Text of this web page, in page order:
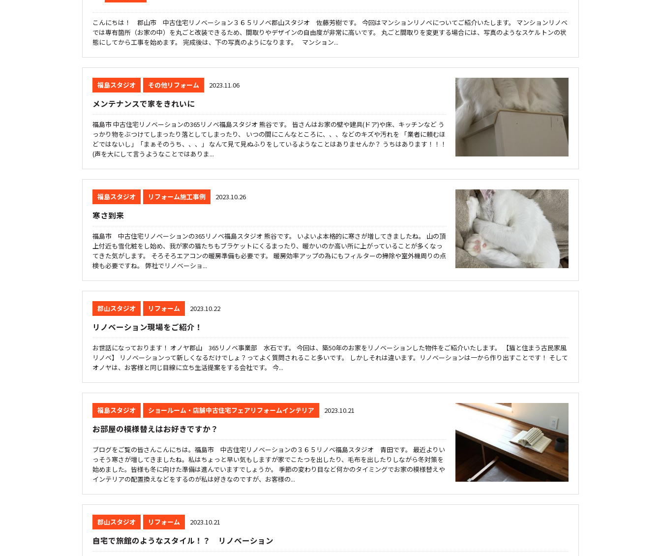
こんにちは！ 郡山市 中古住宅リノベーション３６５リノベ郡山スタジオ 佐藤芳樹です。 今回はマンションリノベについてご紹介いたします。 マンションリノベ
では専有箇所（お家の中）を丸ごと改装できるため、間取りやデザインの自由度が非常に高いです。 丸ごと間取りを変更する場合には、写真のようなスケルトンの状
態にしてから工事を始めます。 完成後は、下の写真のようになります。 マンション...
福島スタジオ その他リフォーム 2023.11.06
メンテナンスで家をきれいに
福島市 中古住宅リノベーションの365リノベ福島スタジオ 熊谷です。 皆さんはお家の壁や建具(ドア)や床、キッチンなど う
っかり物をぶつけてしまったり落としてしまったり、 いつの間にこんなところに、、、などのキズや汚れを 「業者に頼むほ
どではないし」「まぁそのうち、、、」 なんて見て見ぬふりをしているようなことはありませんか？ うちはあります！！！
(声を大にして言うようなことではありま...
福島スタジオ リフォーム施工事例 2023.10.26
寒さ到来
福島市 中古住宅リノベーションの365リノベ福島スタジオ 熊谷です。 いよいよ本格的に寒さが増してきましたね。 山の頂
上付近も雪化粧をし始め、我が家の猫たちもブラケットにくるまったり、暖かいのか高い所に上がっていることが多くなっ
てきた気がします。 そろそろエアコンの暖房準備も必要です。 暖房効率アップの為にもフィルターの掃除や室外機周りの点
検も必要ですね。 弊社でリノベーショ...
郡山スタジオ リフォーム 2023.10.22
リノベーション現場をご紹介！
お世話になっております！ オノヤ郡山 365リノベ事業部 水石です。 今回は、築50年のお家をリノベーションした物件をご紹介いたします。 【猫と住まう古民家風
リノベ】 リノベーションって新しくなるだけでしょ？ってよく質問されること多いです。 しかしそれは違います。リノベーションは一から作り出すことです！ そして
オノヤは、お客様と同じ目線に立ち生活提案をする会社です。 今...
福島スタジオ ショールーム・店舗中古住宅フェアリフォームインテリア 2023.10.21
お部屋の模様替えはお好きですか？
ブログをご覧の皆さんこんにちは。福島市 中古住宅リノベーションの３６５リノベ福島スタジオ 青田です。 最近よりい
っそう寒さが増してきましたね。私はちょっと早い気もしますが家でこたつを出したり、毛布を出したりしながら冬対策を
始めました。皆様も冬に向けた準備は進んでいますでしょうか。 季節の変わり目など何かのタイミングでお家の模様替えや
インテリアの配置換えなどをするのが私は好きなのですが、お客様の...
郡山スタジオ リフォーム 2023.10.21
自宅で旅館のようなスタイル！？ リノベーション